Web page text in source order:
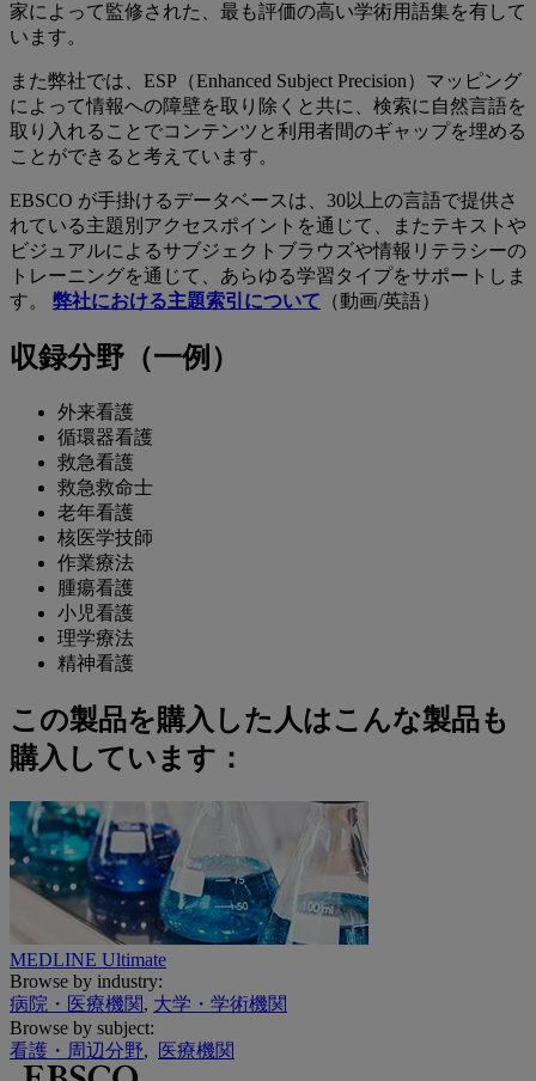
家によって監修された、最も評価の高い学術用語集を有して
います。
また弊社では、ESP（Enhanced Subject Precision）マッピング
によって情報への障壁を取り除くと共に、検索に自然言語を
取り入れることでコンテンツと利用者間のギャップを埋める
ことができると考えています。
EBSCO が手掛けるデータベースは、30以上の言語で提供さ
れている主題別アクセスポイントを通じて、またテキストや
ビジュアルによるサブジェクトブラウズや情報リテラシーの
トレーニングを通じて、あらゆる学習タイプをサポートしま
す。 弊社における主題索引について （動画/英語）
収録分野（一例）
外来看護
循環器看護
救急看護
救急救命士
老年看護
核医学技師
作業療法
腫瘍看護
小児看護
理学療法
精神看護
この製品を購入した人はこんな製品も
購入しています：
MEDLINE Ultimate
Browse by industry:
病院・医療機関, 大学・学術機関
Browse by subject:
看護・周辺分野, 医療機関